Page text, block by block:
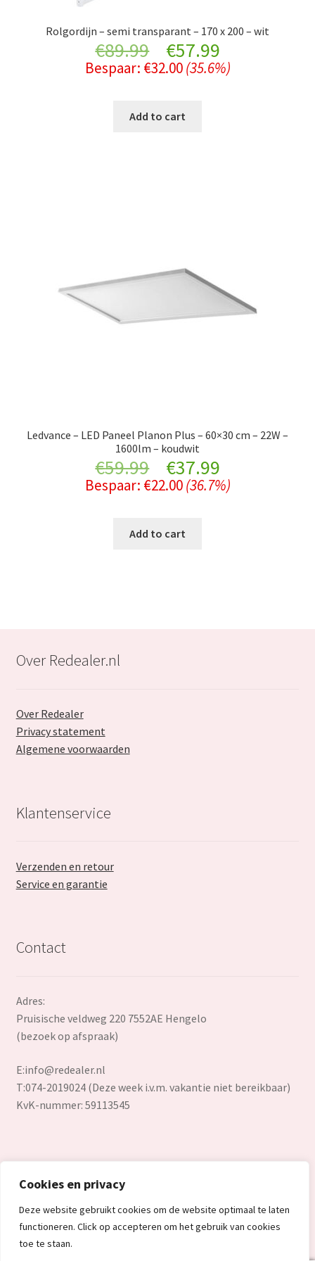
Cookies en privacy
Deze website gebruikt cookies om de website optimaal te laten
functioneren. Click op accepteren om het gebruik van cookies
toe te staan.
Rolgordijn – semi transparant – 170 x 200 – wit
€89.99
Original
price
was:
€57.99Current
price
Bespaar: €32.00 (35.6%)
Add to cart
Ledvance – LED Paneel Planon Plus – 60×30 cm – 22W –
1600lm – koudwit
€59.99
Original
price
was:
€37.99Current
price
Bespaar: €22.00 (36.7%)
Add to cart
Over Redealer.nl
Over Redealer
Privacy statement
Algemene voorwaarden
Klantenservice
Verzenden en retour
Service en garantie
Contact
Adres:
Pruisische veldweg 220 7552AE Hengelo
(bezoek op afspraak)
E:info@redealer.nl
T:074-2019024 (Deze week i.v.m. vakantie niet bereikbaar)
KvK-nummer: 59113545
© Redealer.nl | Gecontroleerde retourproducten en nieuwe
overstockproducten tegen een onverslaanbare lage prijs.
2026